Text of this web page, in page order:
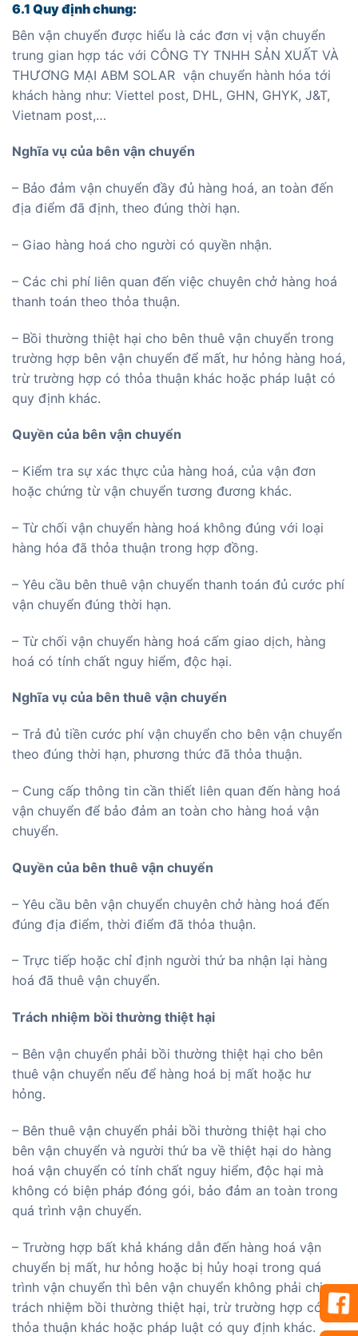
6.1 Quy định chung:
Bên vận chuyển được hiểu là các đơn vị vận chuyển
trung gian hợp tác với CÔNG TY TNHH SẢN XUẤT VÀ
THƯƠNG MẠI ABM SOLAR vận chuyển hành hóa tới
khách hàng như: Viettel post, DHL, GHN, GHYK, J&T,
Vietnam post,…
Nghĩa vụ của bên vận chuyển
– Bảo đảm vận chuyển đầy đủ hàng hoá, an toàn đến
địa điểm đã định, theo đúng thời hạn.
– Giao hàng hoá cho người có quyền nhận.
– Các chi phí liên quan đến việc chuyên chở hàng hoá
thanh toán theo thỏa thuận.
– Bồi thường thiệt hại cho bên thuê vận chuyển trong
trường hợp bên vận chuyển để mất, hư hỏng hàng hoá,
trừ trường hợp có thỏa thuận khác hoặc pháp luật có
quy định khác.
Quyền của bên vận chuyển
– Kiểm tra sự xác thực của hàng hoá, của vận đơn
hoặc chứng từ vận chuyển tương đương khác.
– Từ chối vận chuyển hàng hoá không đúng với loại
hàng hóa đã thỏa thuận trong hợp đồng.
– Yêu cầu bên thuê vận chuyển thanh toán đủ cước phí
vận chuyển đúng thời hạn.
– Từ chối vận chuyển hàng hoá cấm giao dịch, hàng
hoá có tính chất nguy hiểm, độc hại.
Nghĩa vụ của bên thuê vận chuyển
– Trả đủ tiền cước phí vận chuyển cho bên vận chuyển
theo đúng thời hạn, phương thức đã thỏa thuận.
– Cung cấp thông tin cần thiết liên quan đến hàng hoá
vận chuyển để bảo đảm an toàn cho hàng hoá vận
chuyển.
Quyền của bên thuê vận chuyển
– Yêu cầu bên vận chuyển chuyên chở hàng hoá đến
đúng địa điểm, thời điểm đã thỏa thuận.
– Trực tiếp hoặc chỉ định người thứ ba nhận lại hàng
hoá đã thuê vận chuyển.
Trách nhiệm bồi thường thiệt hại
– Bên vận chuyển phải bồi thường thiệt hại cho bên
thuê vận chuyển nếu để hàng hoá bị mất hoặc hư
hỏng.
– Bên thuê vận chuyển phải bồi thường thiệt hại cho
bên vận chuyển và người thứ ba về thiệt hại do hàng
hoá vận chuyển có tính chất nguy hiểm, độc hại mà
không có biện pháp đóng gói, bảo đảm an toàn trong
quá trình vận chuyển.
– Trường hợp bất khả kháng dẫn đến hàng hoá vận
chuyển bị mất, hư hỏng hoặc bị hủy hoại trong quá
trình vận chuyển thì bên vận chuyển không phải chịu
trách nhiệm bồi thường thiệt hại, trừ trường hợp có
thỏa thuận khác hoặc pháp luật có quy định khác.